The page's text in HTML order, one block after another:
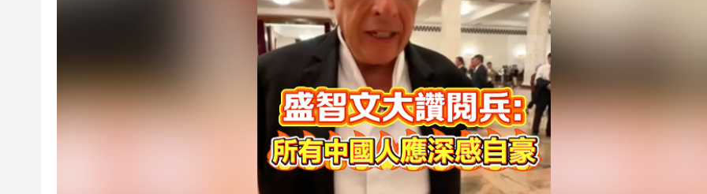
因「計劃外軍事行動」 波蘭4個主要機場臨時關閉
預計年底通車 深圳3條地鐵線路進入空載試運行
機器人送餐到登機口 ！在深圳機場也能用美團點外賣了